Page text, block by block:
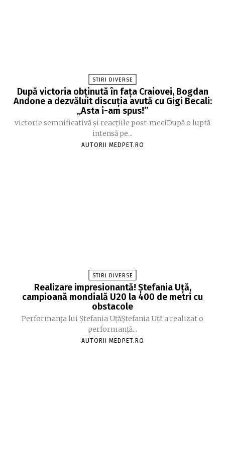
STIRI DIVERSE
După victoria obținută în fața Craiovei, Bogdan
Andone a dezvăluit discuția avută cu Gigi Becali:
„Asta i-am spus!”
victorie semnificativă și reacțiile post-meciDupă o luptă
intensă pe...
AUTORII MEDPET.RO
STIRI DIVERSE
Realizare impresionantă! Ștefania Uță,
campioană mondială U20 la 400 de metri cu
obstacole
Performanța lui Ștefania UțăŞtefania Uță a realizat o
performanță...
AUTORII MEDPET.RO